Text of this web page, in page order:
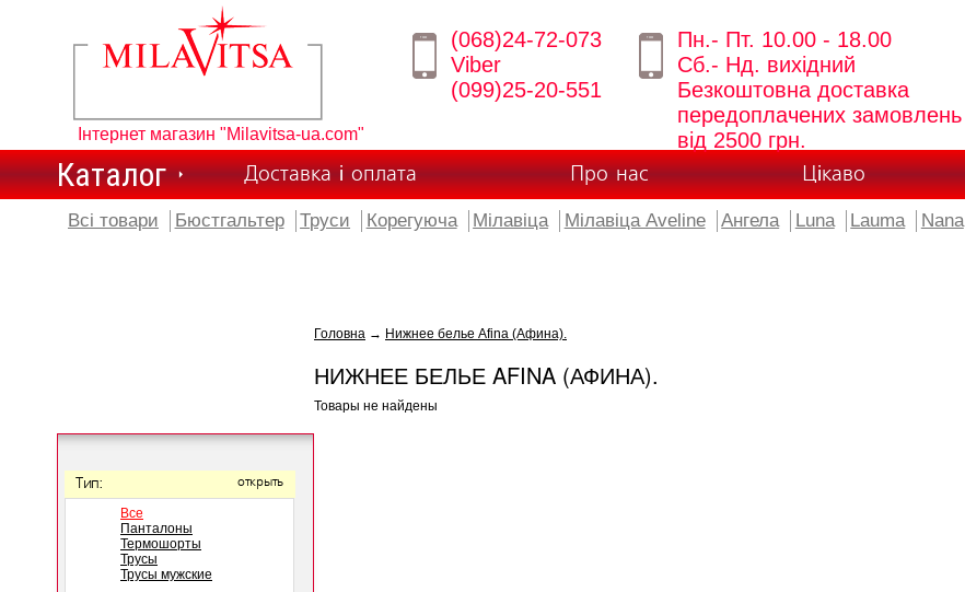
Інтернет магазин "Milavitsa-ua.com"
(068)24-72-073
Viber
(099)25-20-551
Пн.- Пт. 10.00 - 18.00
Сб.- Нд. вихідний
Безкоштовна доставка
передоплачених замовлень
від 2500 грн.
Каталог Доставка і оплата Про нас Цікаво
Всі товари Бюстгальтер Труси Корегуюча Мілавіца Мілавіца Aveline Ангела Luna Lauma Nana
Тип: открыть
Все
Панталоны
Термошорты
Трусы
Трусы мужские
Головна → Нижнее белье Afina (Афина).
НИЖНЕЕ БЕЛЬЕ AFINA (АФИНА).
Товары не найдены